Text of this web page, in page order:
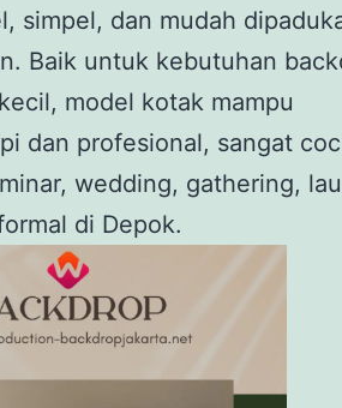
simpel, dan mudah
Baik untuk kebutuhan
model kotak mampu
dan profesional, sangat
wedding, gathering,
di Depok.